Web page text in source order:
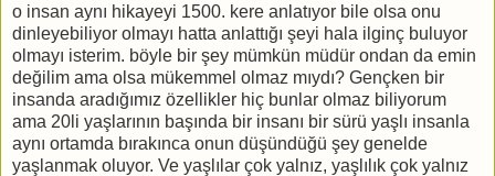
o insan aynı hikayeyi 1500. kere anlatıyor bile olsa onu
dinleyebiliyor olmayı hatta anlattığı şeyi hala ilginç buluyor
olmayı isterim. böyle bir şey mümkün müdür ondan da emin
değilim ama olsa mükemmel olmaz mıydı? Gençken bir
insanda aradığımız özellikler hiç bunlar olmaz biliyorum
ama 20li yaşlarının başında bir insanı bir sürü yaşlı insanla
aynı ortamda bırakınca onun düşündüğü şey genelde
yaşlanmak oluyor. Ve yaşlılar çok yalnız, yaşlılık çok yalnız